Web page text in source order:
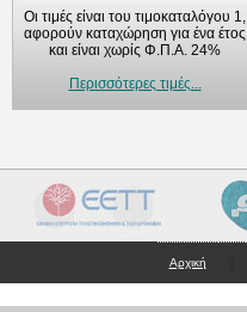
Οι τιμές είναι του τιμοκαταλόγου 1,
αφορούν καταχώρηση για ένα έτος
και είναι χωρίς Φ.Π.Α. 24%
Περισσότερες τιμές...
Αρχική